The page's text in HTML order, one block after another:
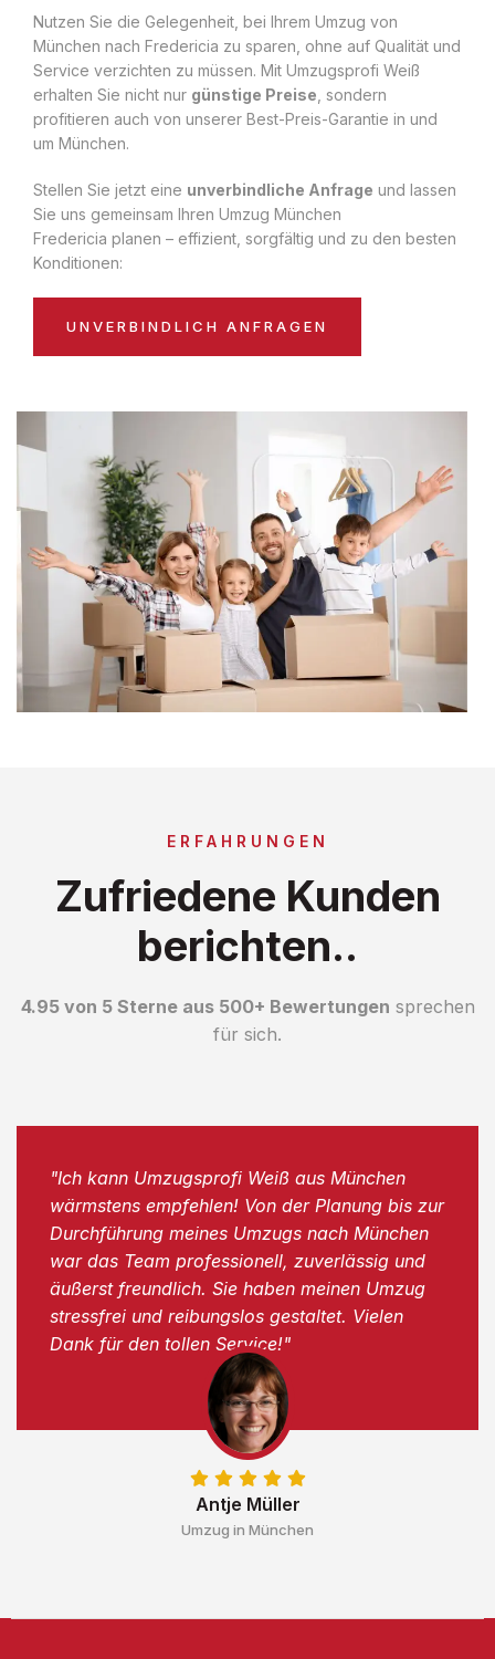
Nutzen Sie die Gelegenheit, bei Ihrem Umzug von
München nach Fredericia zu sparen, ohne auf Qualität und
Service verzichten zu müssen. Mit Umzugsprofi Weiß
erhalten Sie nicht nur günstige Preise , sondern
profitieren auch von unserer Best-Preis-Garantie in und
um München.
Stellen Sie jetzt eine unverbindliche Anfrage und lassen
Sie uns gemeinsam Ihren Umzug München
Fredericia planen – effizient, sorgfältig und zu den besten
Konditionen:
UNVERBINDLICH ANFRAGEN
ERFAHRUNGEN
Zufriedene Kunden
berichten..
4.95 von 5 Sterne aus 500+ Bewertungen sprechen
für sich.
Antje Müller
Umzug in München
"Ich kann Umzugsprofi Weiß aus München
wärmstens empfehlen! Von der Planung bis zur
Durchführung meines Umzugs nach München
war das Team professionell, zuverlässig und
äußerst freundlich. Sie haben meinen Umzug
stressfrei und reibungslos gestaltet. Vielen
Dank für den tollen Service!"